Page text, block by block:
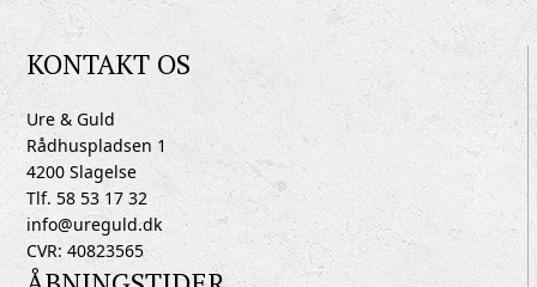
KONTAKT OS
Ure & Guld
Rådhuspladsen 1
4200 Slagelse
Tlf. 58 53 17 32
info@ureguld.dk
CVR: 40823565